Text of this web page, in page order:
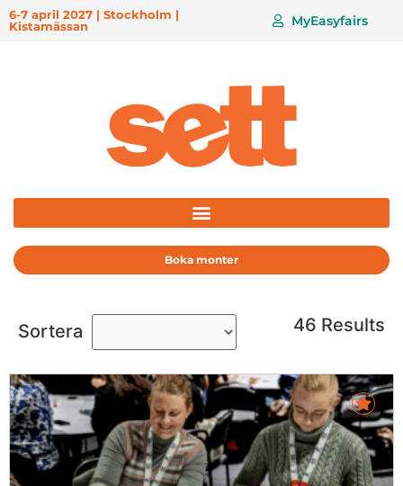
6-7 april 2027 | Stockholm |
Kistamässan
MyEasyfairs
Boka monter
Sortera 46 Results